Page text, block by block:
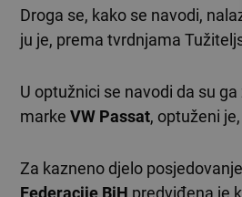
Droga se, kako se navodi,
ju je, prema tvrdnjama
U optužnici se navodi da su
marke VW Passat, optuženi
Za kazneno djelo
Federacije BiH predviđena je